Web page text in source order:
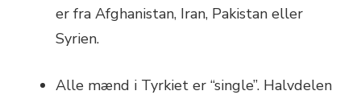
er fra Afghanistan, Iran, Pakistan eller
Syrien.
Alle mænd i Tyrkiet er “single”. Halvdelen